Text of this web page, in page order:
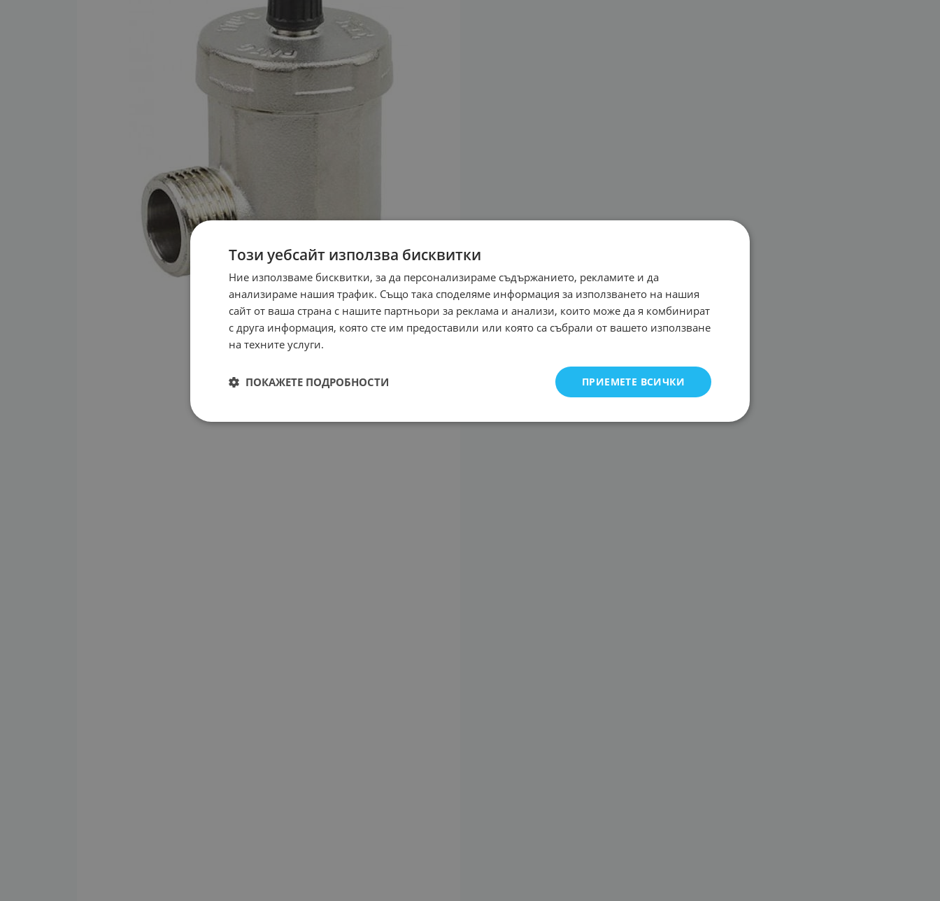
Този уебсайт използва бисквитки
Ние използваме бисквитки, за да персонализираме съдържанието, рекламите и да
анализираме нашия трафик. Също така споделяме информация за използването на нашия
сайт от ваша страна с нашите партньори за реклама и анализи, които може да я комбинират
с друга информация, която сте им предоставили или която са събрали от вашето използване
на техните услуги.
ПРИЕМЕТЕ ВСИЧКИ
ПОКАЖЕТЕ ПОДРОБНОСТИ